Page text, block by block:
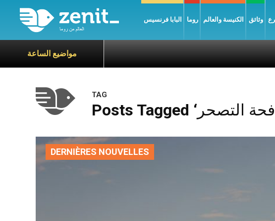
البابا فرنسيس روما الكنيسة والعالم وثائق
مواضيع الساعة
TAG
DERNIÈRES NOUVELLES